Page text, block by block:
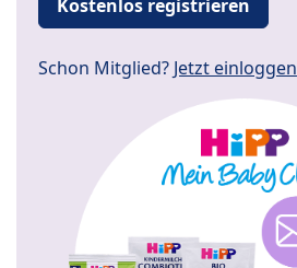
Kostenlos registrieren
Schon Mitglied? Jetzt einloggen